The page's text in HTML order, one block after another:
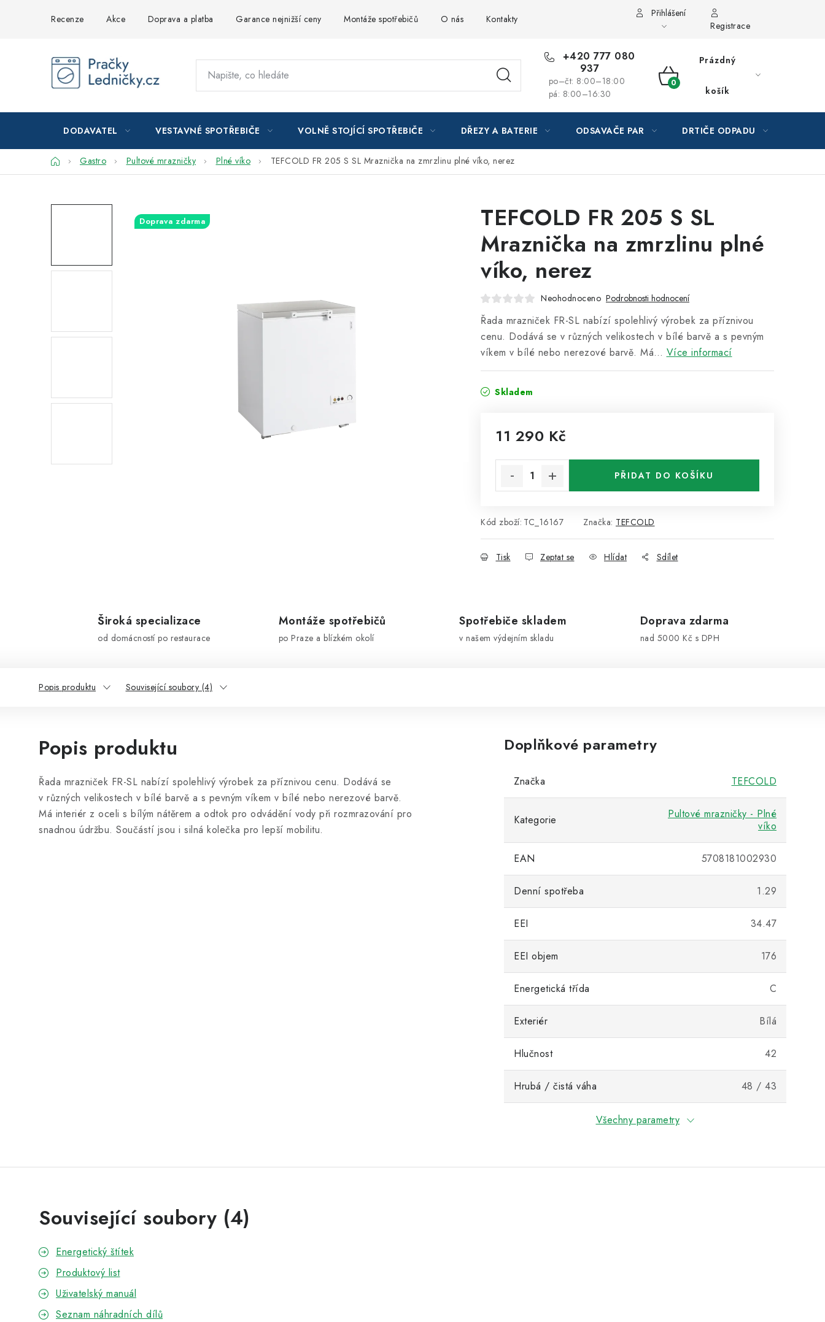
Recenze Akce Doprava a platba Garance nejnižší ceny Montáže spotřebičů O nás Kontakty
Přihlášení
Registrace
+420 777 080
937
po–čt: 8:00–18:00
pá: 8:00–16:30
NÁKUPNÍ
Prázdný
košík
DODAVATEL VESTAVNÉ SPOTŘEBIČE VOLNĚ STOJÍCÍ SPOTŘEBIČE DŘEZY A BATERIE ODSAVAČE PAR DRTIČE ODPADU
DomůGastro Pultové mrazničky Plné víko TEFCOLD FR 205 S SL Mraznička na zmrzlinu plné víko, nerez
TEFCOLD FR 205 S SL
Mraznička na zmrzlinu plné
víko, nerez
Neohodnoceno Podrobnosti hodnocení
Řada mrazniček FR-SL nabízí spolehlivý výrobek za příznivou
cenu. Dodává se v různých velikostech v bílé barvě a s pevným
víkem v bílé nebo nerezové barvě. Má… Více informací
Skladem
11 290 Kč
PŘIDAT DO KOŠÍKU
Kód zboží: TC_16167 Značka: TEFCOLD
Tisk Zeptat se Hlídat Sdílet
Doprava zdarma
Široká specializace
od domácností po restaurace
Montáže spotřebičů
po Praze a blízkém okolí
Spotřebiče skladem
v našem výdejním skladu
Doprava zdarma
nad 5000 Kč s DPH
Popis produktu Související soubory (4)
Popis produktu
Řada mrazniček FR-SL nabízí spolehlivý výrobek za příznivou cenu. Dodává se
v různých velikostech v bílé barvě a s pevným víkem v bílé nebo nerezové barvě.
Má interiér z oceli s bílým nátěrem a odtok pro odvádění vody při rozmrazování pro
snadnou údržbu. Součástí jsou i silná kolečka pro lepší mobilitu.
Doplňkové parametry
Značka TEFCOLD
Kategorie
Pultové mrazničky - Plné
víko
EAN 5708181002930
Denní spotřeba 1.29
EEI 34.47
EEI objem 176
Energetická třída C
Exteriér Bílá
Hlučnost 42
Hrubá / čistá váha 48 / 43
Všechny parametry
Související soubory (4)
Energetický štítek
Produktový list
Uživatelský manuál
Seznam náhradních dílů